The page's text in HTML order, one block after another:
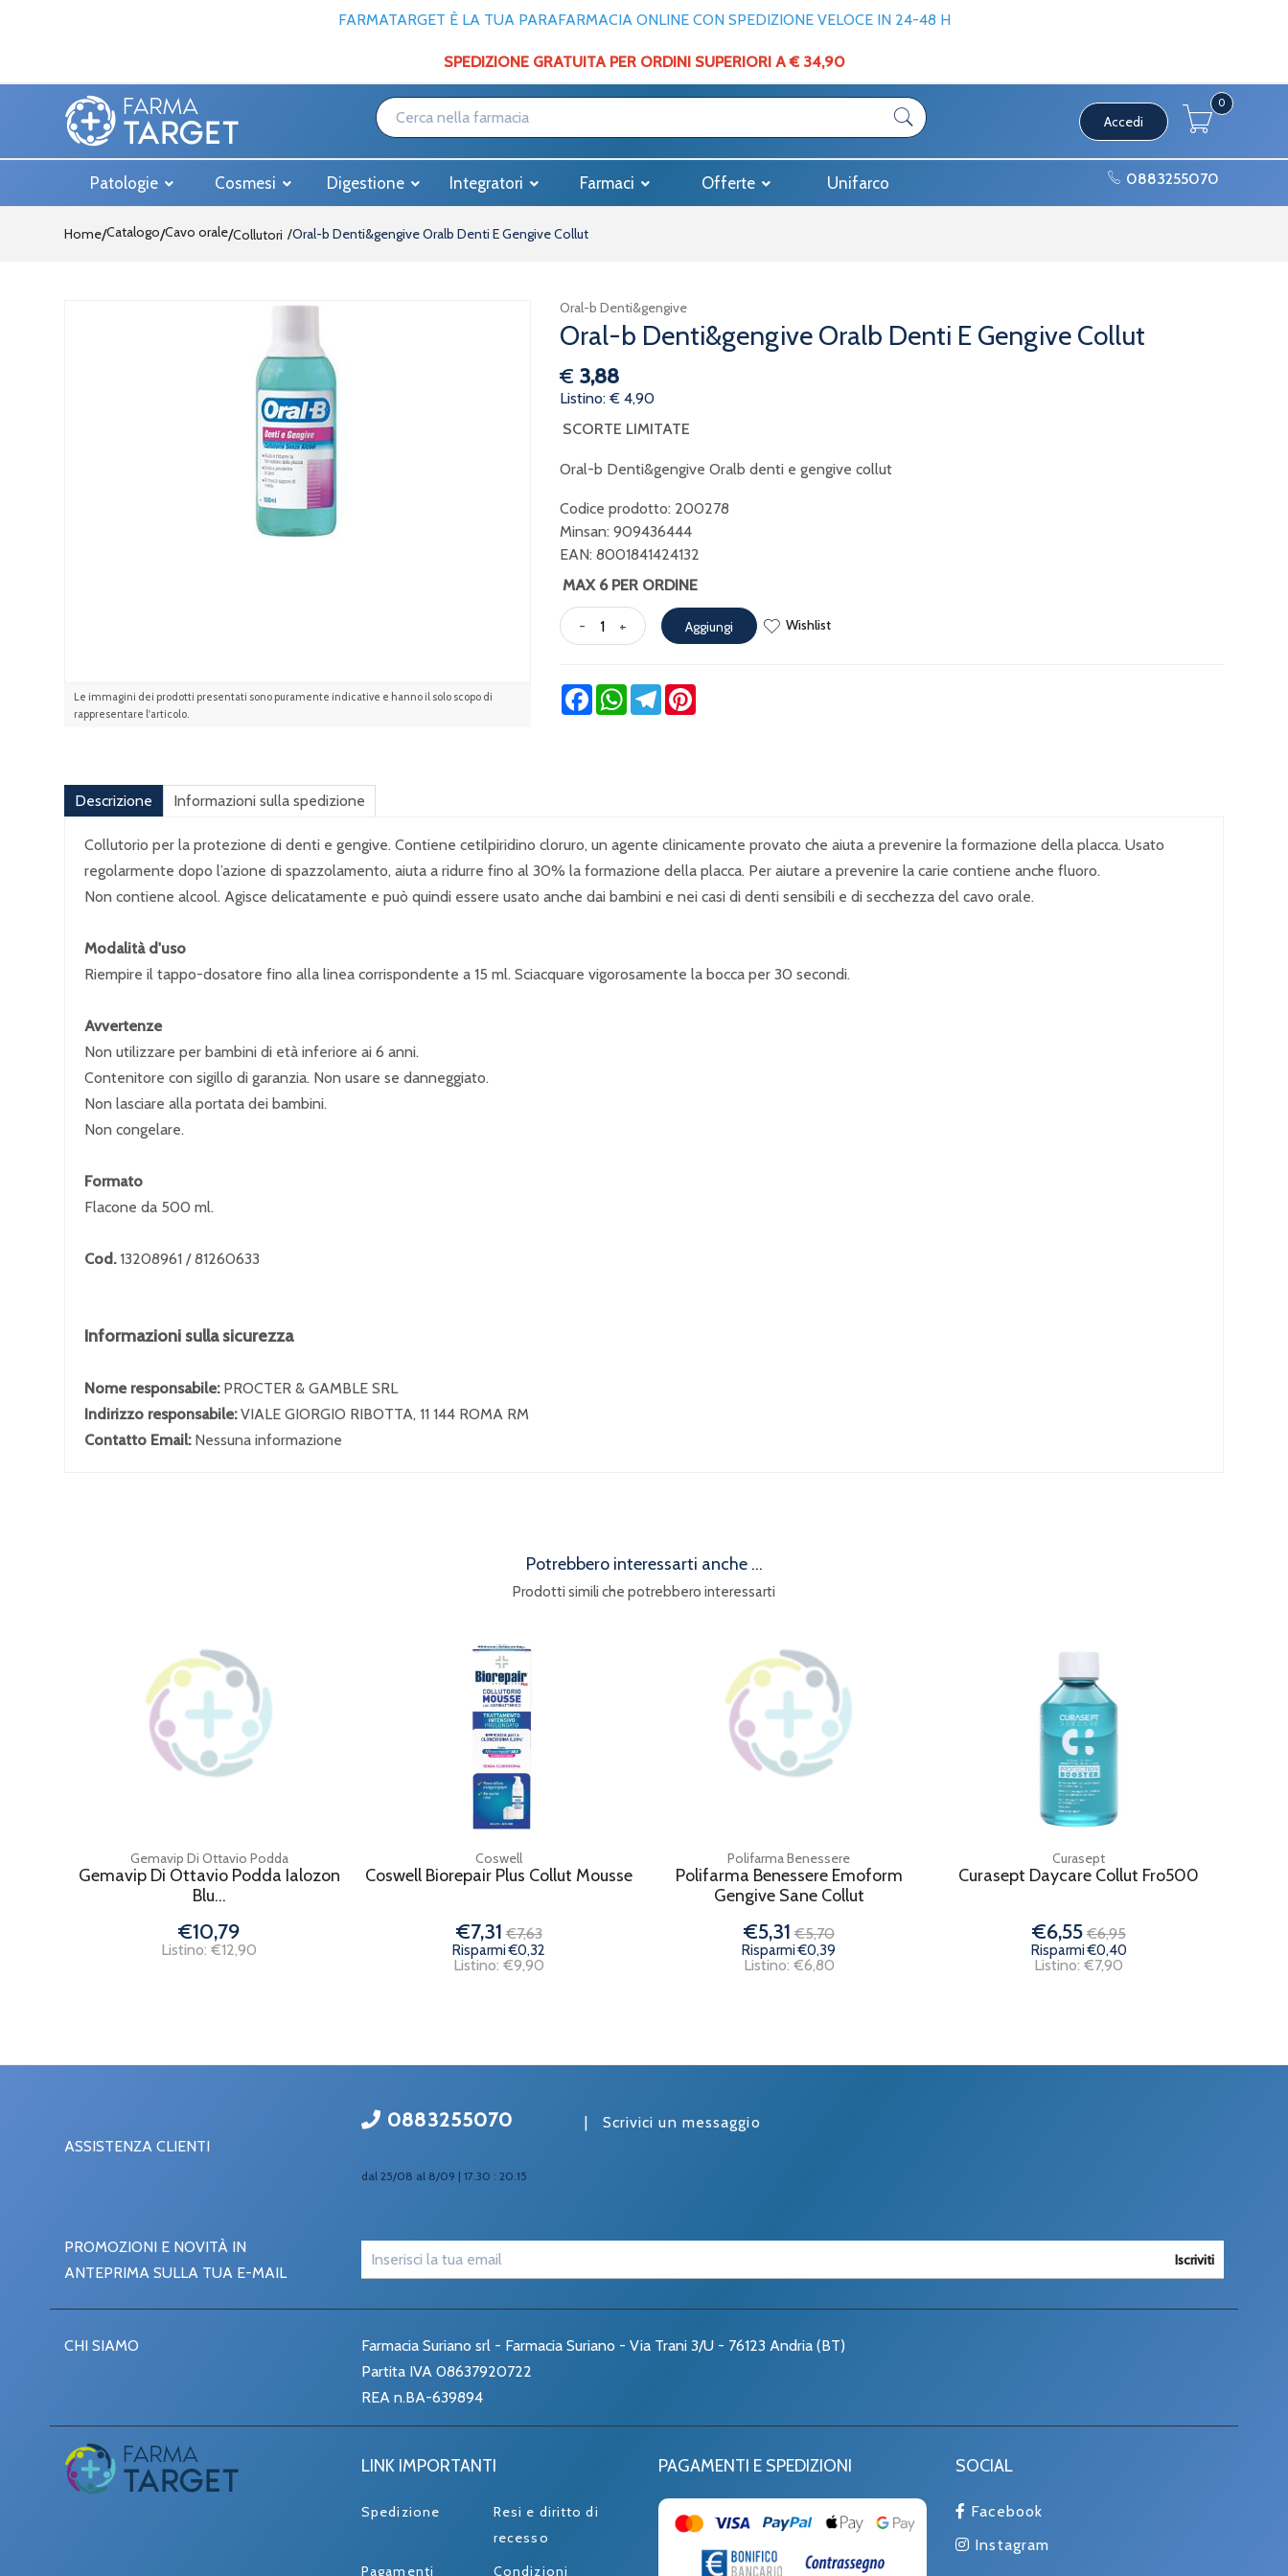
FARMATARGET È LA TUA PARAFARMACIA ONLINE CON SPEDIZIONE VELOCE IN 24-48 H
SPEDIZIONE GRATUITA PER ORDINI SUPERIORI A € 34,90
Accedi
0
Patologie Cosmesi Digestione Integratori Farmaci Offerte Unifarco 0883255070
Home Catalogo/Cavo orale/Collutori Oral-b Denti&gengive Oralb Denti E Gengive Collut
Le immagini dei prodotti presentati sono puramente indicative e hanno il solo scopo di
rappresentare l'articolo.
Oral-b Denti&gengive
Oral-b Denti&gengive Oralb Denti E Gengive Collut
€ 3,88
Listino: € 4,90
SCORTE LIMITATE
Oral-b Denti&gengive Oralb denti e gengive collut
Codice prodotto: 200278
Minsan: 909436444
EAN: 8001841424132
MAX 6 PER ORDINE
- + Aggiungi Wishlist
FacebookWhatsApp
TelegramPinterest
Descrizione Informazioni sulla spedizione
Collutorio per la protezione di denti e gengive. Contiene cetilpiridino cloruro, un agente clinicamente provato che aiuta a prevenire la formazione della placca. Usato
regolarmente dopo l’azione di spazzolamento, aiuta a ridurre fino al 30% la formazione della placca. Per aiutare a prevenire la carie contiene anche fluoro.
Non contiene alcool. Agisce delicatamente e può quindi essere usato anche dai bambini e nei casi di denti sensibili e di secchezza del cavo orale.
Modalità d'uso
Riempire il tappo-dosatore fino alla linea corrispondente a 15 ml. Sciacquare vigorosamente la bocca per 30 secondi.
Avvertenze
Non utilizzare per bambini di età inferiore ai 6 anni.
Contenitore con sigillo di garanzia. Non usare se danneggiato.
Non lasciare alla portata dei bambini.
Non congelare.
Formato
Flacone da 500 ml.
Cod.13208961 / 81260633
Informazioni sulla sicurezza
Nome responsabile: PROCTER & GAMBLE SRL
Indirizzo responsabile:VIALE GIORGIO RIBOTTA, 11 144 ROMA RM
Contatto Email: Nessuna informazione
Potrebbero interessarti anche ...
Prodotti simili che potrebbero interessarti
Gemavip Di Ottavio Podda
Gemavip Di Ottavio Podda Ialozon
Blu...
€10,79
Listino: €12,90
Coswell
Coswell Biorepair Plus Collut Mousse
€7,31 €7,63
Risparmi €0,32
Listino: €9,90
Polifarma Benessere
Polifarma Benessere Emoform
Gengive Sane Collut
€5,31 €5,70
Risparmi €0,39
Listino: €6,80
Curasept
Curasept Daycare Collut Fro500
€6,55 €6,95
Risparmi €0,40
Listino: €7,90
ASSISTENZA CLIENTI
0883255070
dal 25/08 al 8/09 | 17.30 : 20.15
| Scrivici un messaggio
PROMOZIONI E NOVITÀ IN
ANTEPRIMA SULLA TUA E-MAIL
Iscriviti
CHI SIAMO
Farmacia Suriano srl - Farmacia Suriano - Via Trani 3/U - 76123 Andria (BT)
Partita IVA 08637920722
REA n.BA-639894
LINK IMPORTANTI
Spedizione
Resi e diritto di
recesso
Pagamenti
Condizioni
PAGAMENTI E SPEDIZIONI SOCIAL
Facebook
Instagram